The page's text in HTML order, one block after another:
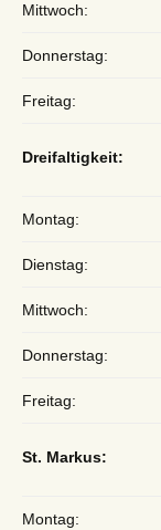
Mittwoch:
Donnerstag:
Freitag:
Dreifaltigkeit:
Montag:
Dienstag:
Mittwoch:
Donnerstag:
Freitag:
St. Markus:
Montag: